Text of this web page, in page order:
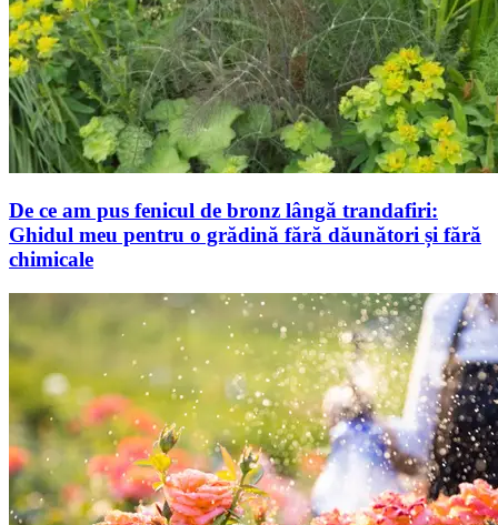
De ce am pus fenicul de bronz lângă trandafiri:
Ghidul meu pentru o grădină fără dăunători și fără
chimicale